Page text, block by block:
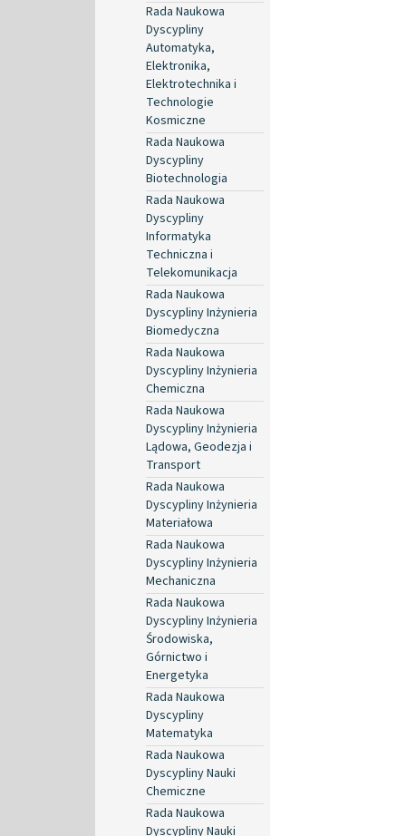
Rada Naukowa
Dyscypliny
Automatyka,
Elektronika,
Elektrotechnika i
Technologie
Kosmiczne
Rada Naukowa
Dyscypliny
Biotechnologia
Rada Naukowa
Dyscypliny
Informatyka
Techniczna i
Telekomunikacja
Rada Naukowa
Dyscypliny Inżynieria
Biomedyczna
Rada Naukowa
Dyscypliny Inżynieria
Chemiczna
Rada Naukowa
Dyscypliny Inżynieria
Lądowa, Geodezja i
Transport
Rada Naukowa
Dyscypliny Inżynieria
Materiałowa
Rada Naukowa
Dyscypliny Inżynieria
Mechaniczna
Rada Naukowa
Dyscypliny Inżynieria
Środowiska,
Górnictwo i
Energetyka
Rada Naukowa
Dyscypliny
Matematyka
Rada Naukowa
Dyscypliny Nauki
Chemiczne
Rada Naukowa
Dyscypliny Nauki